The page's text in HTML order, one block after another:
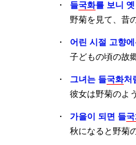
・ 들국화를 보니
野菊を見て、昔
・ 어린 시절 고향
子どもの頃の故
・ 그녀는 들국화처
彼女は野菊のよ
・ 가을이 되면 들
秋になると野菊